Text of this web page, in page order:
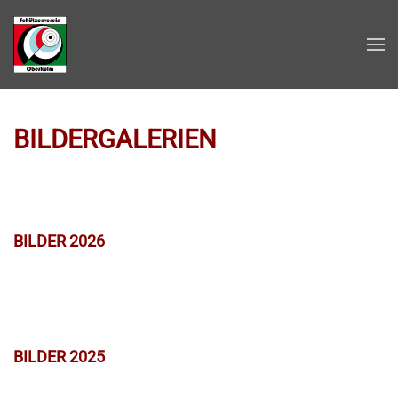
Zum Hauptinhalt springen
BILDERGALERIEN
BILDER 2026
BILDER 2025